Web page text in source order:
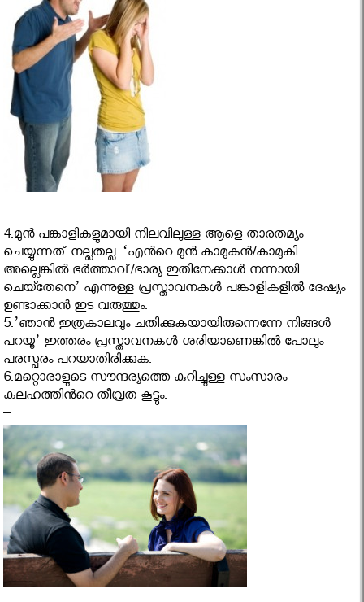
–
4.മുന്‍ പങ്കാളികളുമായി നിലവിലുള്ള ആളെ താരതമ്യം
ചെയ്യുന്നത് നല്ലതല്ല. ‘എന്‍റെ മുന്‍ കാമുകന്‍/കാമുകി
അല്ലെങ്കില്‍ ഭര്‍ത്താവ്/ഭാര്യ ഇതിനേക്കാള്‍ നന്നായി
ചെയ്തേനെ’ എന്നുള്ള പ്രസ്താവനകൾ പങ്കാളികളിൽ ദേഷ്യം
ഉണ്ടാക്കാൻ ഇട വരുത്തും.
5.’ഞാന്‍‌ ഇത്രകാലവും ചതിക്കുകയായിരുന്നെന്നേ നിങ്ങള്‍
പറയൂ’ ഇത്തരം പ്രസ്താവനകൾ ശരിയാണെങ്കിൽ പോലും
പരസ്പരം പറയാതിരിക്കുക.
6.മറ്റൊരാളുടെ സൗന്ദര്യത്തെ കുറിച്ചുള്ള സംസാരം
കലഹത്തിൻറെ തീവ്രത കൂട്ടും.
–